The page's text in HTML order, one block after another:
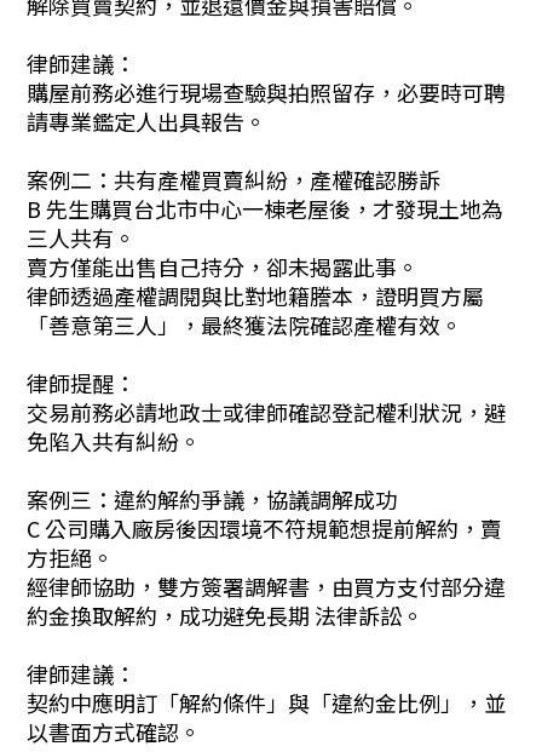
律師建議：
購屋前務必進行現場查驗與拍照留存，必要時可聘
請專業鑑定人出具報告。
案例二：共有產權買賣糾紛，產權確認勝訴
B 先生購買台北市中心一棟老屋後，才發現土地為
三人共有。
賣方僅能出售自己持分，卻未揭露此事。
律師透過產權調閱與比對地籍謄本，證明買方屬
「善意第三人」，最終獲法院確認產權有效。
律師提醒：
交易前務必請地政士或律師確認登記權利狀況，避
免陷入共有糾紛。
案例三：違約解約爭議，協議調解成功
C 公司購入廠房後因環境不符規範想提前解約，賣
方拒絕。
經律師協助，雙方簽署調解書，由買方支付部分違
約金換取解約，成功避免長期 法律訴訟。
律師建議：
契約中應明訂「解約條件」與「違約金比例」，並
以書面方式確認。